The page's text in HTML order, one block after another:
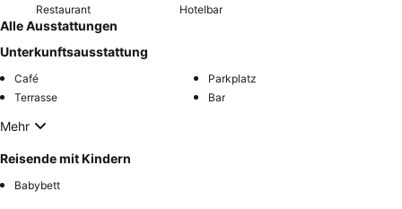
Restaurant Hotelbar
Alle Ausstattungen
Unterkunftsausstattung
Café
Parkplatz
Terrasse
Bar
Mehr
Reisende mit Kindern
Babybett